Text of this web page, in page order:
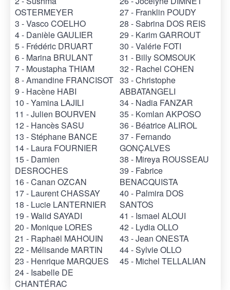
OSTERMEYER
3 - Vasco COELHO
4 - Danièle GAULIER
5 - Frédéric DRUART
6 - Marina BRULANT
7 - Moustapha THIAM
8 - Amandine FRANCISOT
9 - Hacène HABI
10 - Yamina LAJILI
11 - Julien BOURVEN
12 - Hancès SASU
13 - Stéphane BANCE
14 - Laura FOURNIER
15 - Damien
DESROCHES
16 - Canan OZCAN
17 - Laurent CHASSAY
18 - Lucie LANTERNIER
19 - Walid SAYADI
20 - Monique LORES
21 - Raphaël MAHOUIN
22 - Mélisande MARTIN
23 - Henrique MARQUES
24 - Isabelle DE
CHANTÉRAC
27 - Franklin POUDY
28 - Sabrina DOS REIS
29 - Karim GARROUT
30 - Valérie FOTI
31 - Billy SOMSOUK
32 - Rachel COHEN
33 - Christophe
ABBATANGELI
34 - Nadia FANZAR
35 - Komlan AKPOSO
36 - Béatrice ALIROL
37 - Fernando
GONÇALVES
38 - Mireya ROUSSEAU
39 - Fabrice
BENACQUISTA
40 - Palmira DOS
SANTOS
41 - Ismael ALOUI
42 - Lydia OLLO
43 - Jean ONESTA
44 - Sylvie OLLO
45 - Michel TELLALIAN